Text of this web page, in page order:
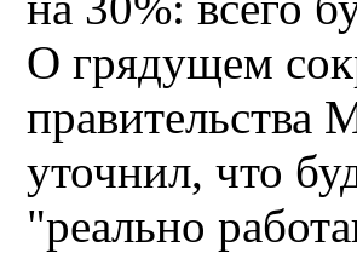
О грядущем
уточнил, что
"реально